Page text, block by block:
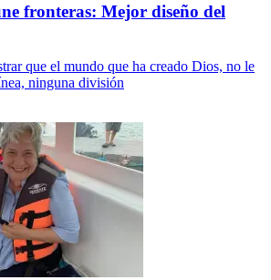
fronteras: Mejor diseño del
que el mundo que ha creado Dios, no le
ninguna división